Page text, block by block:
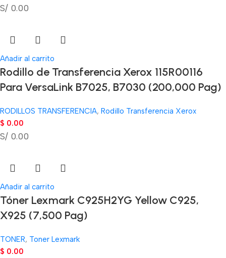
S/ 0.00
Añadir al carrito
Rodillo de Transferencia Xerox 115R00116
Para VersaLink B7025, B7030 (200,000 Pag)
RODILLOS TRANSFERENCIA, Rodillo Transferencia Xerox
$ 0.00
S/ 0.00
Añadir al carrito
Tóner Lexmark C925H2YG Yellow C925,
X925 (7,500 Pag)
TONER, Toner Lexmark
$ 0.00